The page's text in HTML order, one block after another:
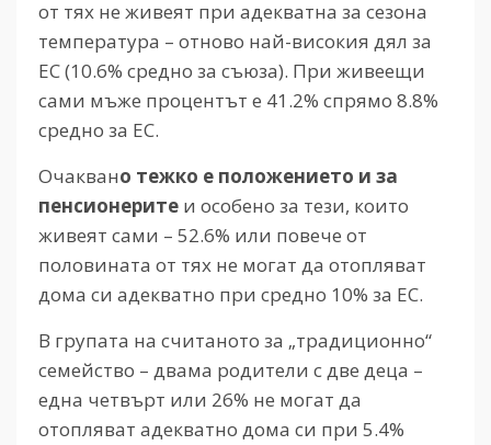
от тях не живеят при адекватна за сезона
температура – отново най-високия дял за
ЕС (10.6% средно за съюза). При живеещи
сами мъже процентът е 41.2% спрямо 8.8%
средно за ЕС.
Очаквано тежко е положението и за
пенсионерите и особено за тези, които
живеят сами – 52.6% или повече от
половината от тях не могат да отопляват
дома си адекватно при средно 10% за ЕС.
В групата на считаното за „традиционно“
семейство – двама родители с две деца –
една четвърт или 26% не могат да
отопляват адекватно дома си при 5.4%